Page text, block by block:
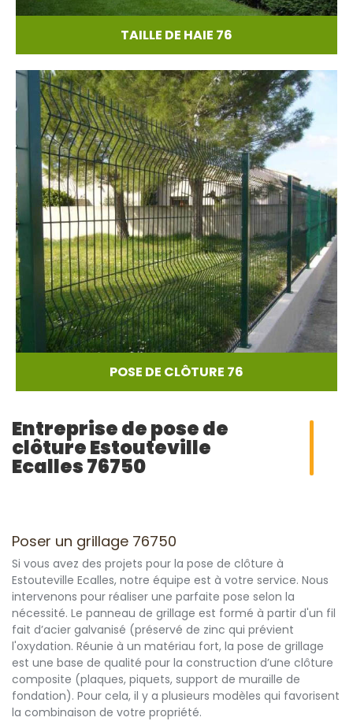
TAILLE DE HAIE 76
POSE DE CLÔTURE 76
Entreprise de pose de
clôture Estouteville
Ecalles 76750
Poser un grillage 76750
Si vous avez des projets pour la pose de clôture à
Estouteville Ecalles, notre équipe est à votre service. Nous
intervenons pour réaliser une parfaite pose selon la
nécessité. Le panneau de grillage est formé à partir d'un fil
fait d’acier galvanisé (préservé de zinc qui prévient
l'oxydation. Réunie à un matériau fort, la pose de grillage
est une base de qualité pour la construction d’une clôture
composite (plaques, piquets, support de muraille de
fondation). Pour cela, il y a plusieurs modèles qui favorisent
la combinaison de votre propriété.